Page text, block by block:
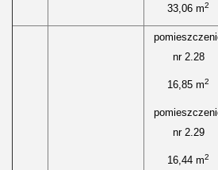
33,06 m2
nr 2.28
16,85 m2
nr 2.29
16,44 m2